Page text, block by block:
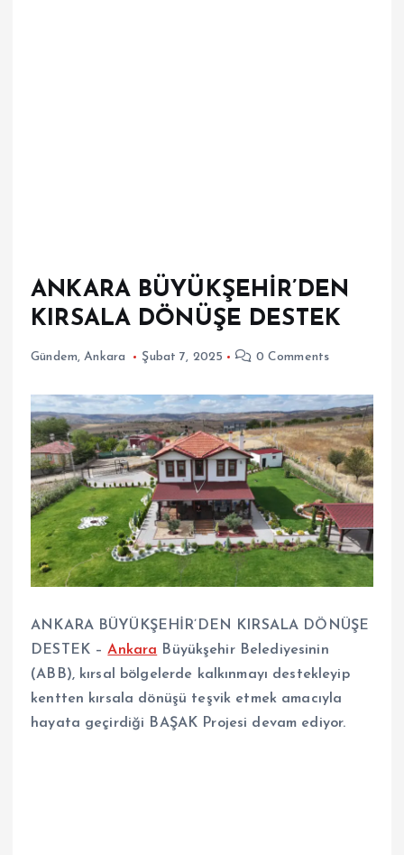
ANKARA BÜYÜKŞEHİR’DEN
KIRSALA DÖNÜŞE DESTEK
Gündem,Ankara Şubat 7, 2025 0 Comments
ANKARA BÜYÜKŞEHİR’DEN KIRSALA DÖNÜŞE
DESTEK –Ankara Büyükşehir Belediyesinin
(ABB), kırsal bölgelerde kalkınmayı destekleyip
kentten kırsala dönüşü teşvik etmek amacıyla
hayata geçirdiği BAŞAK Projesi devam ediyor.